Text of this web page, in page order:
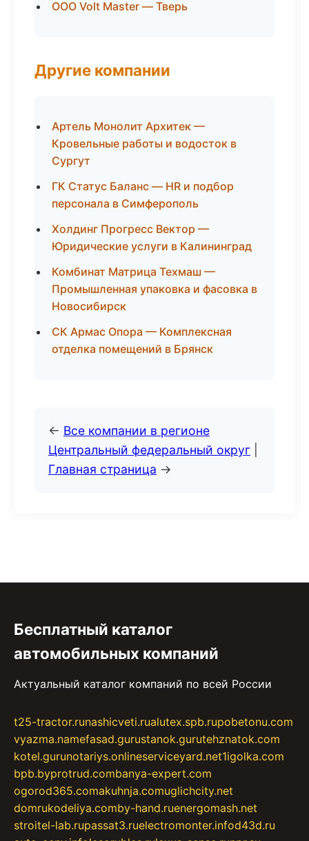
ООО Volt Master — Тверь
Другие компании
Артель Монолит Архитек —
Кровельные работы и водосток в
Сургут
ГК Статус Баланс — HR и подбор
персонала в Симферополь
Холдинг Прогресс Вектор —
Юридические услуги в Калининград
Комбинат Матрица Техмаш —
Промышленная упаковка и фасовка в
Новосибирск
СК Армас Опора — Комплексная
отделка помещений в Брянск
← Все компании в регионе
Центральный федеральный округ
Главная страница →
Бесплатный каталог
автомобильных компаний
Актуальный каталог компаний по всей России
t25-tractor.runashicveti.rualutex.spb.rupobetonu.com
vyazma.namefasad.gurustanok.gurutehznatok.com
kotel.gurunotariys.onlineserviceyard.net1igolka.com
bpb.byprotrud.combanya-expert.com
ogorod365.comakuhnja.comuglichcity.net
domrukodeliya.comby-hand.ruenergomash.net
stroitel-lab.rupassat3.ruelectromonter.infod43d.ru